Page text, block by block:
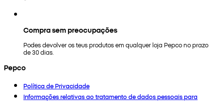
Compra sem preocupações
Podes devolver os teus produtos em qualquer loja Pepco no prazo
de 30 dias.
Pepco
Política de Privacidade
Informações relativas ao tratamento de dados pessoais para